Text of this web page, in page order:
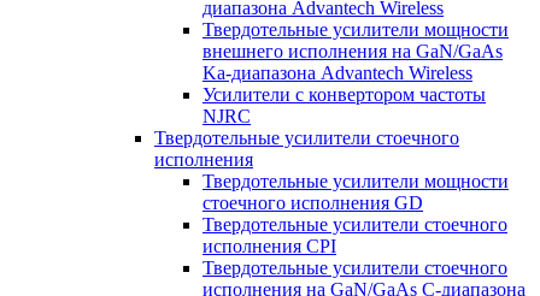
диапазона Advantech Wireless
Твердотельные усилители мощности
внешнего исполнения на GaN/GaAs
Ka-диапазона Advantech Wireless
Усилители с конвертором чаcтоты
NJRC
Твердотельные усилители стоечного
исполнения
Твердотельные усилители мощности
стоечного исполнения GD
Твердотельные усилители стоечного
исполнения CPI
Твердотельные усилители стоечного
исполнения на GaN/GaAs С-диапазона